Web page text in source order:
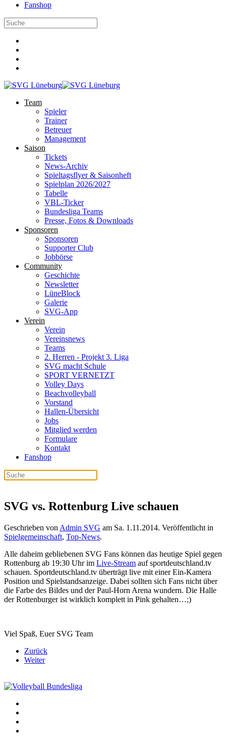
Fanshop
Team
Spieler
Trainer
Betreuer
Management
Saison
Tickets
News-Archiv
Spieltagsflyer & Saisonheft
Spielplan 2026/2027
Tabelle
VBL-Ticker
Bundesliga Teams
Presse, Fotos & Downloads
Sponsoren
Sponsoren
Supporter Club
Jobbörse
Community
Geschichte
Newsletter
LüneBlock
Galerie
SVG-App
Verein
Verein
Vereinsnews
Teams
2. Herren - Projekt 3. Liga
SVG macht Schule
SPORT VERNETZT
Volley Days
Beachvolleyball
Vorstand
Hallen-Übersicht
Jobs
Mitglied werden
Formulare
Kontakt
Fanshop
SVG vs. Rottenburg Live schauen
Geschrieben von Admin SVG am Sa. 1.11.2014. Veröffentlicht in
Spielgemeinschaft, Top-News.
Alle daheim gebliebenen SVG Fans können das heutige Spiel gegen
Rottenburg ab 19:30 Uhr im Live-Stream auf sportdeutschland.tv
schauen. Sportdeutschland.tv überträgt live mit einer Ein-Kamera
Position und Spielstandsanzeige. Dabei sollten sich Fans nicht über
die Farbe des Bildes und der Paul-Horn Arena wundern. Die Halle
der Rottenburger ist wirklich komplett in Pink gehalten…;)
Viel Spaß, Euer SVG Team
Zurück
Weiter